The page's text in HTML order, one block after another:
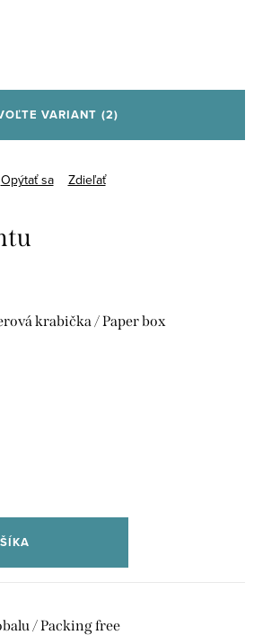
VARIANT (2)
Opýtať sa Zdieľať
krabička / Paper box
/ Packing free